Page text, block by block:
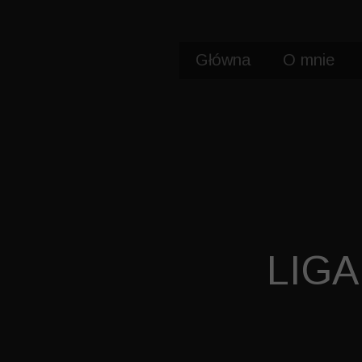
Główna O mnie